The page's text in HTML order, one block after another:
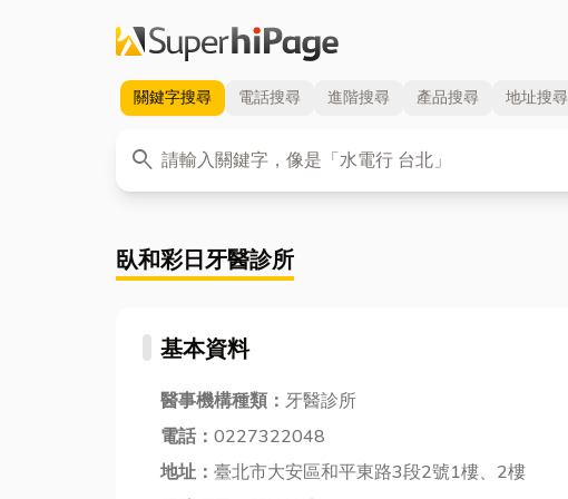
關鍵字搜尋 電話搜尋 進階搜尋 產品搜尋 地址搜尋
search
關鍵字
臥和彩日牙醫診所
基本資料
醫事機構種類： 牙醫診所
電話： 0227322048
地址： 臺北市大安區和平東路3段2號1樓、2樓